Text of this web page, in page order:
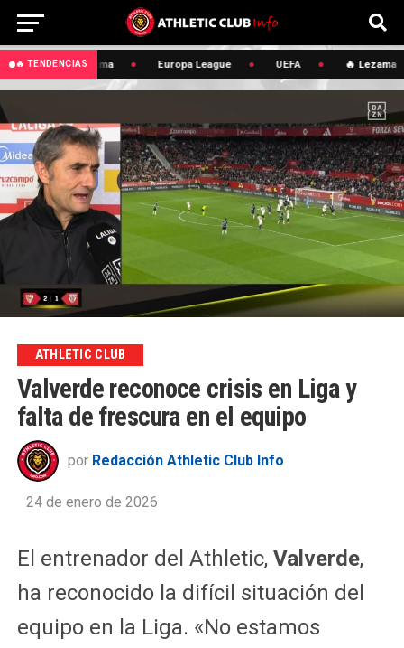
🔥 TENDENCIAS
🔥 Lezama Europa League UEFA 🔥 Lezama
ATHLETIC CLUB
Valverde reconoce crisis en Liga y
falta de frescura en el equipo
por Redacción Athletic Club Info
24 de enero de 2026
El entrenador del Athletic, Valverde,
ha reconocido la difícil situación del
equipo en la Liga. «No estamos